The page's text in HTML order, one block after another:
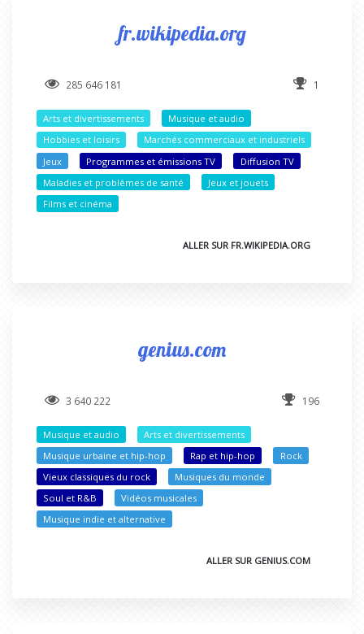
fr.wikipedia.org
285 646 181 1
Arts et divertissements
Musique et audio
Hobbies et loisirs
Marchés commerciaux et industriels
Jeux
Programmes et émissions TV
Diffusion TV
Maladies et problèmes de santé
Jeux et jouets
Films et cinéma
ALLER SUR FR.WIKIPEDIA.ORG
genius.com
3 640 222 196
Musique et audio
Arts et divertissements
Musique urbaine et hip-hop
Rap et hip-hop
Rock
Vieux classiques du rock
Musiques du monde
Soul et R&B
Vidéos musicales
Musique indie et alternative
ALLER SUR GENIUS.COM